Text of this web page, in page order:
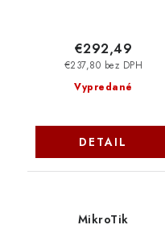
Vypredané
€237,80 bez DPH
€292,49
DETAIL
MikroTik